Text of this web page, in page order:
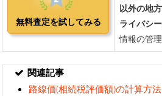
関連記事
路線価(相続税評価額)の計算方法